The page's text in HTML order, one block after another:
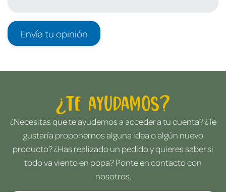
Envía tu opinión
¿Te ayudamos?
¿Necesitas que te ayudemos a acceder a tu cuenta? ¿Te
gustaría proponernos alguna idea o algún nuevo
producto? ¿Has realizado un pedido y quieres saber si
todo va viento en popa? Ponte en contacto con
nosotros.